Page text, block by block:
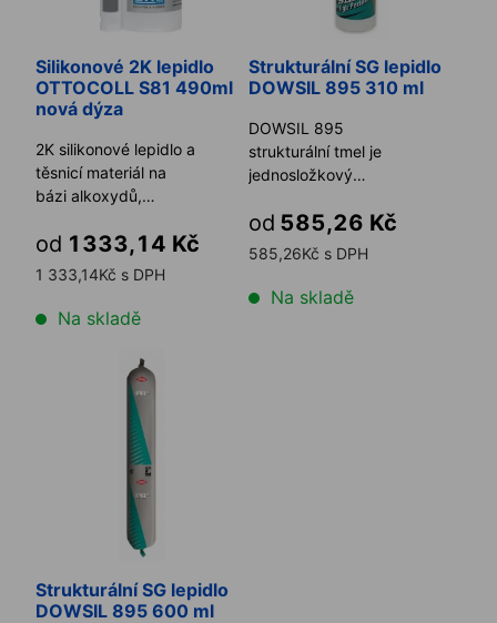
Silikonové 2K lepidlo
OTTOCOLL S81 490ml
nová dýza
2K silikonové lepidlo a
těsnicí materiál na
bázi alkoxydů,
pro interiér a ext ...
od 1333,14 Kč
1 333,14Kč s DPH
Na skladě
Strukturální SG lepidlo
DOWSIL 895 310 ml
DOWSIL 895
strukturální tmel je
jednosložkový
tmel určený speciálně ...
od 585,26 Kč
585,26Kč s DPH
Na skladě
Strukturální SG lepidlo
DOWSIL 895 600 ml